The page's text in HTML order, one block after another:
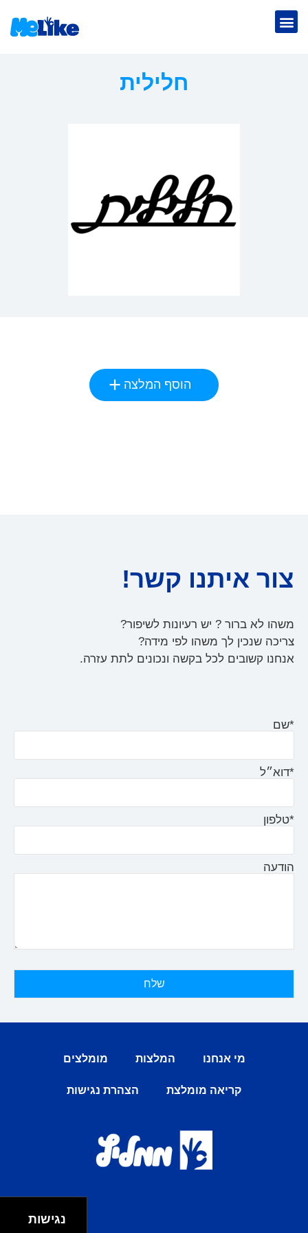
חלילית
הוסף המלצה
צור איתנו קשר!
משהו לא ברור ? יש רעיונות לשיפור?
צריכה שנכין לך משהו לפי מידה?
אנחנו קשובים לכל בקשה ונכונים לתת עזרה.
*שם
*דוא״ל
*טלפון
הודעה
מי אנחנו המלצות מומלצים
קריאה מומלצת הצהרת נגישות
נגישות